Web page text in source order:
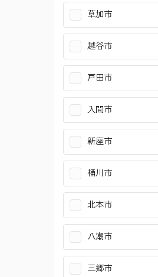
葛飾区
江戸川区
立川市
調布市
町田市
小平市
国分寺市
福生市
狛江市
川崎市宮前区
川崎市麻生区
横須賀市
平塚市
鎌倉市
藤沢市
三浦市
秦野市
厚木市
草加市
越谷市
戸田市
入間市
新座市
桶川市
北本市
八潮市
三郷市